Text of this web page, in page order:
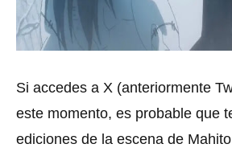
Si accedes a X (anteriormente
este momento, es probable que
ediciones de la escena de